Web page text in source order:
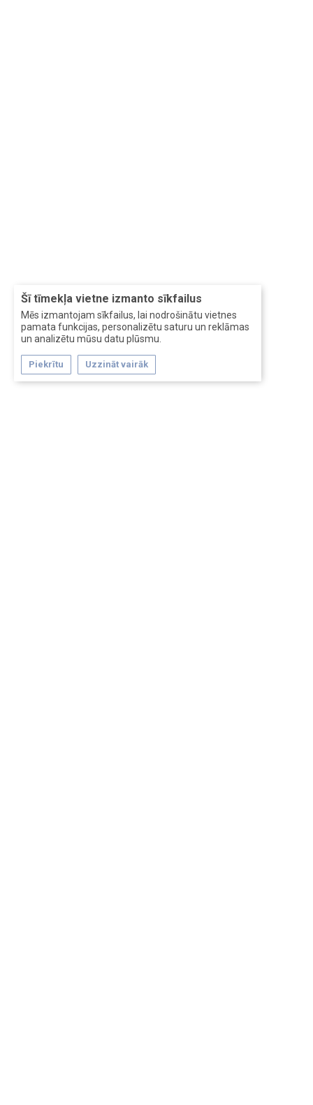
Šī tīmekļa vietne izmanto sīkfailus
Mēs izmantojam sīkfailus, lai nodrošinātu vietnes
pamata funkcijas, personalizētu saturu un reklāmas
un analizētu mūsu datu plūsmu.
Piekrītu Uzzināt vairāk